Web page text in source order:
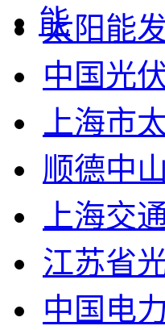
太阳能
中国光
上海市
顺德中
上海交
江苏省
中国电